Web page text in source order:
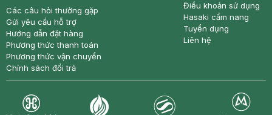
Các câu hỏi thường gặp
Gửi yêu cầu hỗ trợ
Hướng dẫn đặt hàng
Phương thức thanh toán
Phương thức vận chuyển
Chính sách đổi trả
Điều khoản sử dụng
Hasaki cẩm nang
Tuyển dụng
Liên hệ